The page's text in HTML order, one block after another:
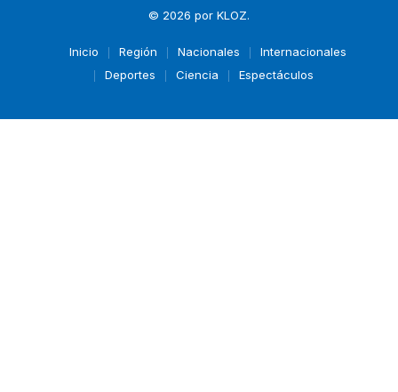
© 2026 por KLOZ.
Inicio Región Nacionales
Internacionales
Deportes
Ciencia Espectáculos